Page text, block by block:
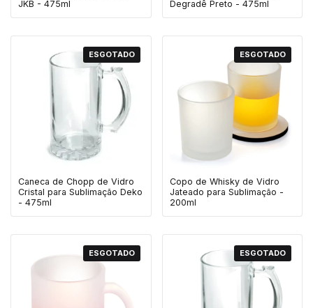
JKB - 475ml
Degradê Preto - 475ml
ESGOTADO
Caneca de Chopp de Vidro
Cristal para Sublimação Deko
- 475ml
ESGOTADO
Copo de Whisky de Vidro
Jateado para Sublimação -
200ml
ESGOTADO ESGOTADO